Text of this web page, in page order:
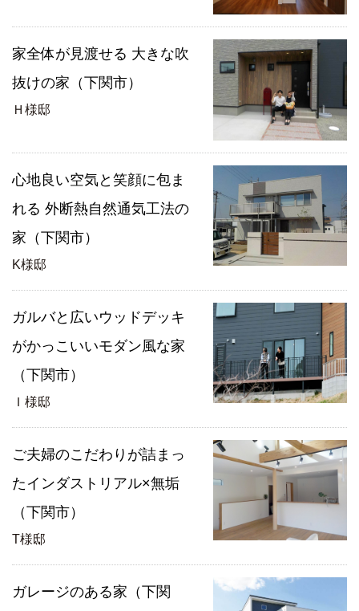
家全体が見渡せる 大きな吹
抜けの家（下関市）
Ｈ様邸
心地良い空気と笑顔に包ま
れる 外断熱自然通気工法の
家（下関市）
K様邸
ガルバと広いウッドデッキ
がかっこいいモダン風な家
（下関市）
Ｉ様邸
ご夫婦のこだわりが詰まっ
たインダストリアル×無垢
（下関市）
T様邸
ガレージのある家（下関